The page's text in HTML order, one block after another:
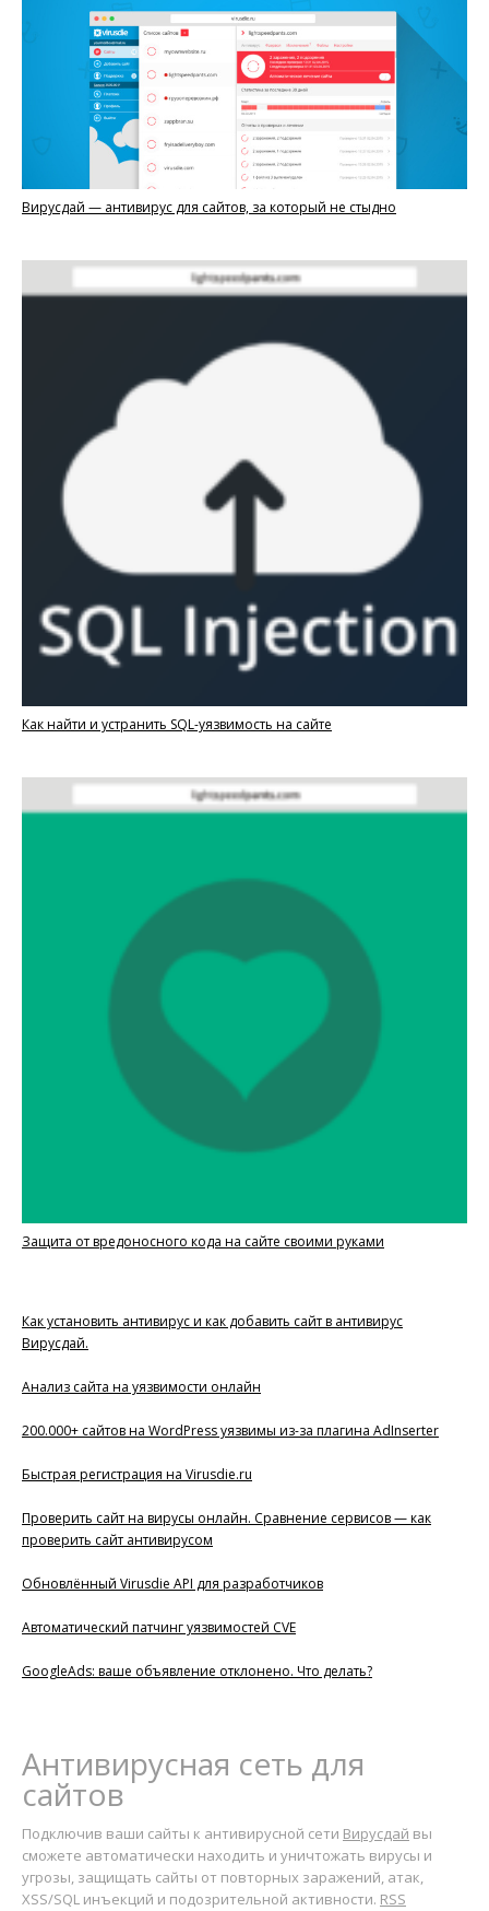
Вирусдай — антивирус для сайтов, за который не стыдно
Как найти и устранить SQL-уязвимость на сайте
Защита от вредоносного кода на сайте своими руками
Как установить антивирус и как добавить сайт в антивирус
Вирусдай.
Анализ сайта на уязвимости онлайн
200.000+ сайтов на WordPress уязвимы из-за плагина AdInserter
Быстрая регистрация на Virusdie.ru
Проверить сайт на вирусы онлайн. Сравнение сервисов — как
проверить сайт антивирусом
Обновлённый Virusdie API для разработчиков
Автоматический патчинг уязвимостей CVE
GoogleAds: ваше объявление отклонено. Что делать?
Антивирусная сеть для
сайтов
Подключив ваши сайты к антивирусной сети Вирусдай вы
сможете автоматически находить и уничтожать вирусы и
угрозы, защищать сайты от повторных заражений, атак,
XSS/SQL инъекций и подозрительной активности. RSS